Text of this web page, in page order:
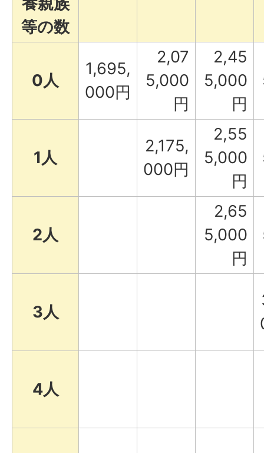
等の数
0人
1,695,
000円
2,07
5,000
円
2,45
5,000
円
1人
2,175,
000円
2,55
5,000
円
2人
2,65
5,000
円
3人
4人